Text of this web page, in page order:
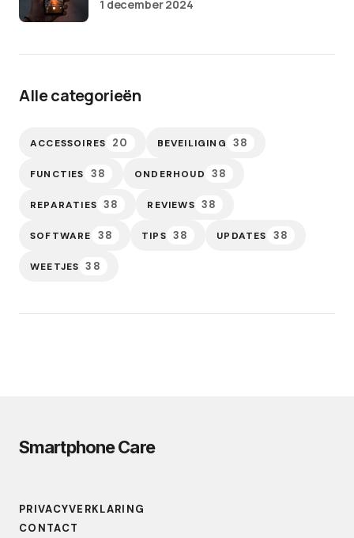
1 december 2024
Alle categorieën
ACCESSOIRES 20 BEVEILIGING 38
FUNCTIES 38 ONDERHOUD 38
REPARATIES 38 REVIEWS 38
SOFTWARE 38 TIPS 38 UPDATES 38
WEETJES 38
Smartphone Care
PRIVACYVERKLARING
CONTACT